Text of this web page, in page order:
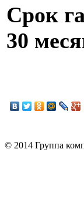
Срок
30
© 2014 Группа